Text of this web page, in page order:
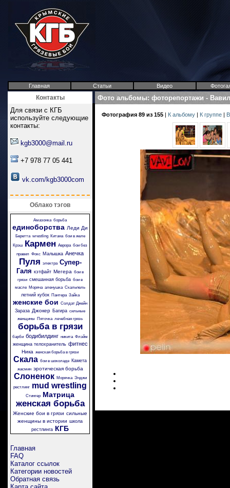
Главная Статьи Видео
Контакты
Для связи с КГБ
используйте следующие
контакты:
kgb3000@mail.ru
+7 978 77 05 441
vk.com/kgb3000com
Облако тэгов
Амазонка борьба
единоборства Леди Ди
Беретта wrestling Китана бои в желе
Крэш Кармен Аврора бои без
правил Фокс Малышка Анечка
Пуля электра Супер-
Галя кэтфайт Мегера бои в
грязи смешанная борьба бои в
масле Моряча аленушка Скальпель
летний кубок Пантера Зайка
женские бои Солдат Джейн
Зараза Джокер Багира сильные
женщины Пяточка лечебная грязь
борьба в грязи
барби бодибилдинг никита Флэйм
женщина телохранитель фитнес
Ника женская борьба в грязи
Скала бои в шоколаде Камета
жасмин эротическая борьба
Слоненок Морячка Энджи
рестлинг mud wrestling
Стингер Матрица
женская борьба
Женские бои в грязи сильные
женщины в истории школа
рестлинга КГБ
Главная
FAQ
Каталог ссылок
Категории новостей
Обратная связь
Фото альбомы: фоторепортажи -
Фотография 89 из 155 | К альбому | К группе |